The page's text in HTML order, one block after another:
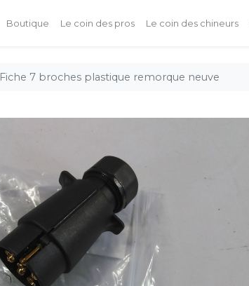
Boutique Le coin des pros Le coin des chineurs
Fiche 7 broches plastique remorque neuve